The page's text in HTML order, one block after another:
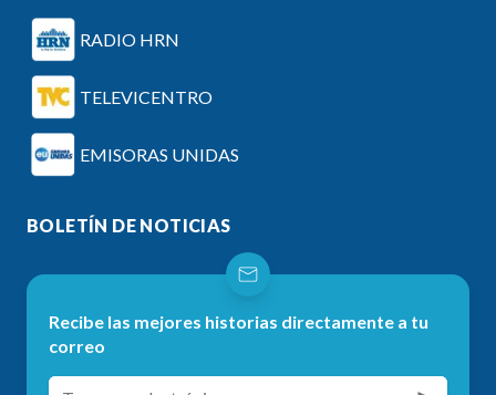
RADIO HRN
TELEVICENTRO
EMISORAS UNIDAS
BOLETÍN DE NOTICIAS
Recibe las mejores historias directamente a tu
correo